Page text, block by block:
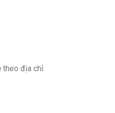
theo địa chỉ: